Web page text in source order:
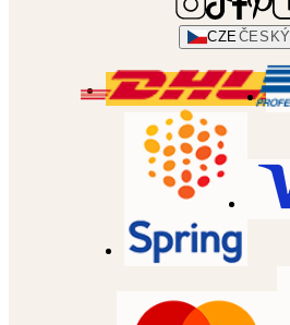
CZEČESKÝ